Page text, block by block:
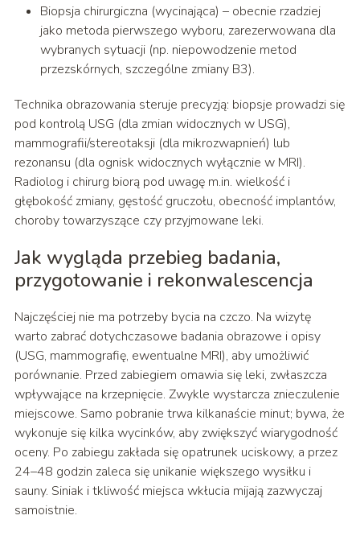
Biopsja chirurgiczna (wycinająca) – obecnie rzadziej
jako metoda pierwszego wyboru, zarezerwowana dla
wybranych sytuacji (np. niepowodzenie metod
przezskórnych, szczególne zmiany B3).
Technika obrazowania steruje precyzją: biopsje prowadzi się
pod kontrolą USG (dla zmian widocznych w USG),
mammografii/stereotaksji (dla mikrozwapnień) lub
rezonansu (dla ognisk widocznych wyłącznie w MRI).
Radiolog i chirurg biorą pod uwagę m.in. wielkość i
głębokość zmiany, gęstość gruczołu, obecność implantów,
choroby towarzyszące czy przyjmowane leki.
Jak wygląda przebieg badania,
przygotowanie i rekonwalescencja
Najczęściej nie ma potrzeby bycia na czczo. Na wizytę
warto zabrać dotychczasowe badania obrazowe i opisy
(USG, mammografię, ewentualne MRI), aby umożliwić
porównanie. Przed zabiegiem omawia się leki, zwłaszcza
wpływające na krzepnięcie. Zwykle wystarcza znieczulenie
miejscowe. Samo pobranie trwa kilkanaście minut; bywa, że
wykonuje się kilka wycinków, aby zwiększyć wiarygodność
oceny. Po zabiegu zakłada się opatrunek uciskowy, a przez
24–48 godzin zaleca się unikanie większego wysiłku i
sauny. Siniak i tkliwość miejsca wkłucia mijają zazwyczaj
samoistnie.